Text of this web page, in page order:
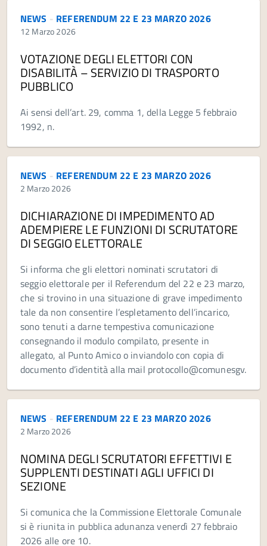
NEWS - REFERENDUM 22 E 23 MARZO 2026
12 Marzo 2026
VOTAZIONE DEGLI ELETTORI CON
DISABILITÀ – SERVIZIO DI TRASPORTO
PUBBLICO
Ai sensi dell’art. 29, comma 1, della Legge 5 febbraio
1992, n.
NEWS - REFERENDUM 22 E 23 MARZO 2026
2 Marzo 2026
DICHIARAZIONE DI IMPEDIMENTO AD
ADEMPIERE LE FUNZIONI DI SCRUTATORE
DI SEGGIO ELETTORALE
Si informa che gli elettori nominati scrutatori di
seggio elettorale per il Referendum del 22 e 23 marzo,
che si trovino in una situazione di grave impedimento
tale da non consentire l’espletamento dell’incarico,
sono tenuti a darne tempestiva comunicazione
consegnando il modulo compilato, presente in
allegato, al Punto Amico o inviandolo con copia di
documento d’identità alla mail protocollo@comunesgv.
NEWS - REFERENDUM 22 E 23 MARZO 2026
2 Marzo 2026
NOMINA DEGLI SCRUTATORI EFFETTIVI E
SUPPLENTI DESTINATI AGLI UFFICI DI
SEZIONE
Si comunica che la Commissione Elettorale Comunale
si è riunita in pubblica adunanza venerdì 27 febbraio
2026 alle ore 10.